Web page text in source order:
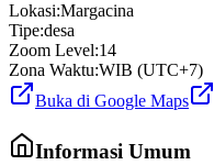
Lokasi:Margacina
Tipe:desa
Zoom Level:14
Zona Waktu:WIB (UTC+7)
Buka di Google Maps
Informasi Umum